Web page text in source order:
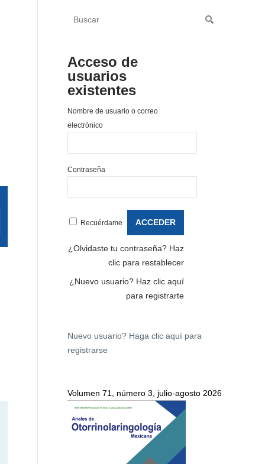
Acceso de
usuarios
existentes
Nombre de usuario o correo
electrónico
Contraseña
Recuérdame
¿Olvidaste tu contraseña? Haz
clic para restablecer
¿Nuevo usuario? Haz clic aquí
para registrarte
Nuevo usuario? Haga clic aquí para
registrarse
Volumen 71, número 3, julio-agosto 2026